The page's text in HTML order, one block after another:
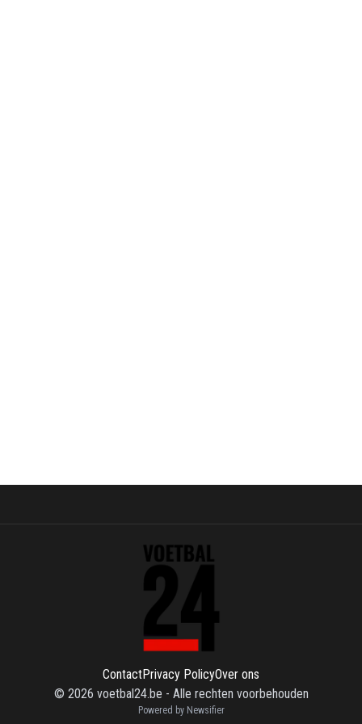
ContactPrivacy PolicyOver ons
© 2026 voetbal24.be - Alle rechten voorbehouden
Powered by Newsifier